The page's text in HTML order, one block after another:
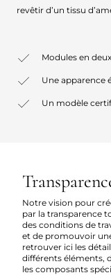
revêtir d’un tissu
Modules en
Une apparence
Un modèle
Notre vision pour
par la transparence
des conditions de
et de promouvoir
retrouver ici les
différents éléments,
les composants